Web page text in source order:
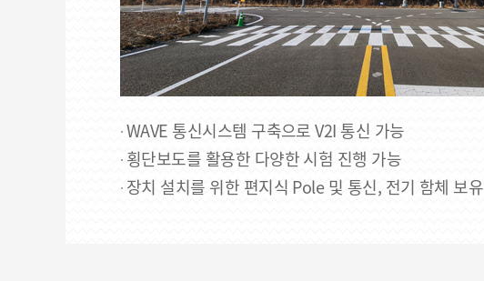
WAVE 통신시스템 구축으로 V2I 통신 가능
횡단보도를 활용한 다양한 시험 진행 가능
장치 설치를 위한 편지식 Pole 및 통신, 전기 함체 보유